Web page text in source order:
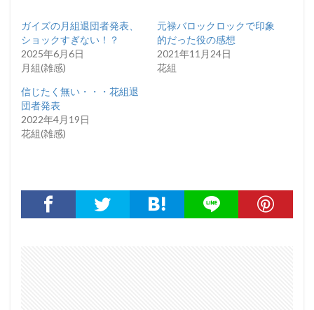
ガイズの月組退団者発表、
ショックすぎない！？
2025年6月6日
月組(雑感)
元禄バロックロックで印象
的だった役の感想
2021年11月24日
花組
信じたく無い・・・花組退
団者発表
2022年4月19日
花組(雑感)